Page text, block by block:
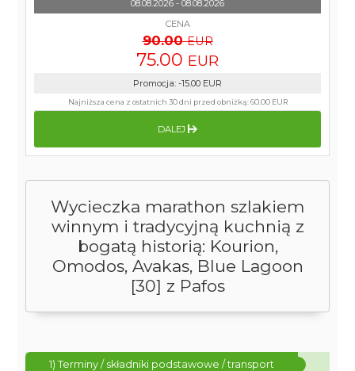
Wycieczka marathon szlakiem
winnym i tradycyjną kuchnią z
bogatą historią: Kourion,
Omodos, Avakas, Blue Lagoon
[30] z Pafos
1) Terminy / składniki podstawowe / transport
08.08.2026 - 08.08.2026
CENA
90.00 EUR
75.00 EUR
Promocja: -15.00 EUR
Najniższa cena z ostatnich 30 dni przed obniżką:60.00 EUR
DALEJ